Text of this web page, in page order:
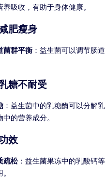
养吸收，有助于身体健康。
肥瘦身
菌群平衡 ：益生菌可以调节肠
糖不耐受
：益生菌中的乳糖酶可以分解
中的营养成分。
效
疏松：益生菌果冻中的乳酸钙